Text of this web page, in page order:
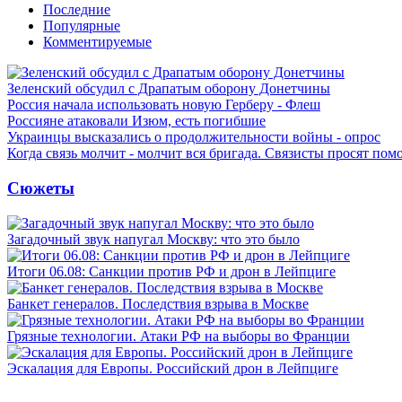
Последние
Популярные
Комментируемые
Зеленский обсудил с Драпатым оборону Донетчины
Россия начала использовать новую Герберу - Флеш
Россияне атаковали Изюм, есть погибшие
Украинцы высказались о продолжительности войны - опрос
Когда связь молчит - молчит вся бригада. Связисты просят
Сюжеты
Загадочный звук напугал Москву: что это было
Итоги 06.08: Санкции против РФ и дрон в Лейпциге
Банкет генералов. Последствия взрыва в Москве
Грязные технологии. Атаки РФ на выборы во Франции
Эскалация для Европы. Российский дрон в Лейпциге